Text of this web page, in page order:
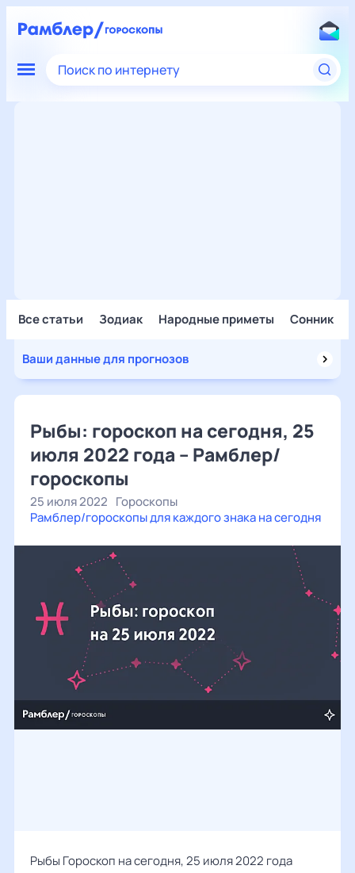
Поиск по интернету
Все статьи Зодиак Народные приметы Сонник
Ваши данные для прогнозов
Рыбы: гороскоп на сегодня, 25
июля 2022 года – Рамблер/
гороскопы
25 июля 2022 Гороскопы
Рамблер/гороскопы для каждого знака на сегодня
Рыбы Гороскоп на сегодня, 25 июля 2022 года